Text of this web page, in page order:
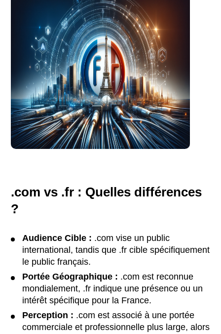
.com vs .fr : Quelles différences
?
Audience Cible : .com vise un public
international, tandis que .fr cible spécifiquement
le public français.
Portée Géographique : .com est reconnue
mondialement, .fr indique une présence ou un
intérêt spécifique pour la France.
Perception : .com est associé à une portée
commerciale et professionnelle plus large, alors